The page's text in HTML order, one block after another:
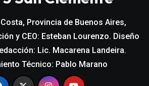
Provincia de Buenos Aires,
y CEO: Esteban Lourenzo. Diseño
Lic. Macarena Landeira.
Técnico: Pablo Marano